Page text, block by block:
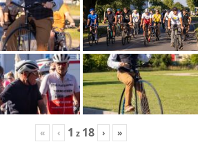
« ‹ 1 z 18 › »